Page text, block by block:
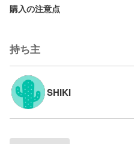
購入の注意点
持ち主
SHIKI